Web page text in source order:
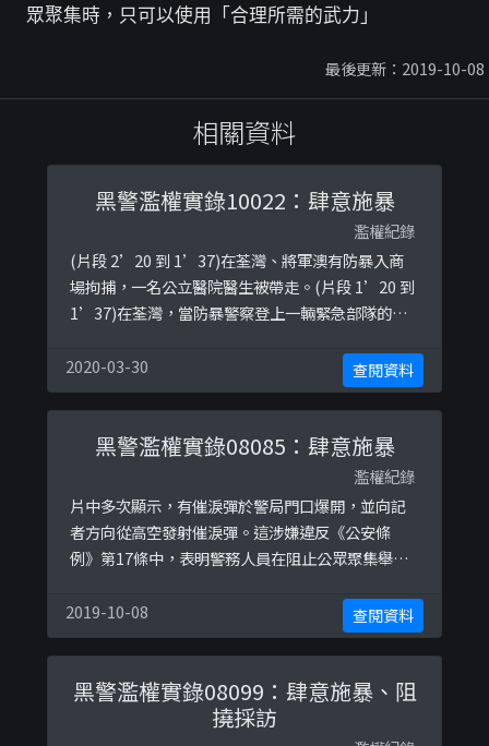
眾聚集時，只可以使用「合理所需的武力」
最後更新：2019-10-08
相關資料
黑警濫權實錄10022：肆意施暴
濫權紀錄
(片段 2’20 到 1’37)在荃灣、將軍澳有防暴入商
場拘捕，一名公立醫院醫生被帶走。(片段 1’20 到
1’37)在荃灣，當防暴警察登上一輛緊急部隊的車
沒有口頭警告或警告標誌下，警方立即向人群發射
了催淚彈。 當一名警察上車時，他們又發射了催淚
彈，並隨即離開了現場。
2020-03-30 查閱資料
黑警濫權實錄08085：肆意施暴
濫權紀錄
片中多次顯示，有催淚彈於警局門口爆開，並向記
者方向從高空發射催淚彈。這涉嫌違反《公安條
例》第17條中，表明警務人員在阻止公眾聚集舉
所需的武力」。
2019-10-08 查閱資料
黑警濫權實錄08099：肆意施暴、阻
撓採訪